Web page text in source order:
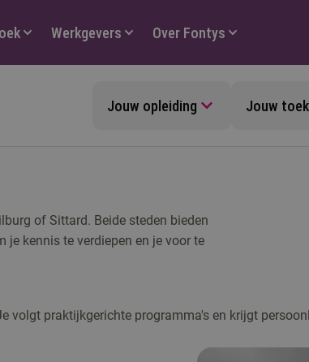
Werkgevers Over Fontys
Jouw opleiding Jouw
of Sittard. Beide steden bieden
je kennis te verdiepen en je voor te
volgt praktijkgerichte programma's en krijgt